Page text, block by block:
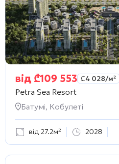
від ₾109 553 ₾4 028/м²
Petra Sea Resort
Батумі, Кобулеті
від 27.2м² 2028